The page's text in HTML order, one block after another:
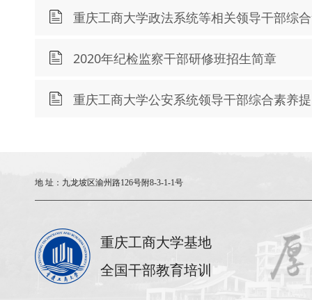
重庆工商大学政法系统等相关领导干部综
2020年纪检监察干部研修班招生简章
重庆工商大学公安系统领导干部综合素养
地 址： 九龙坡区渝州路126号附8-3-1-1号
重庆工商大学基地
全国干部教育培训